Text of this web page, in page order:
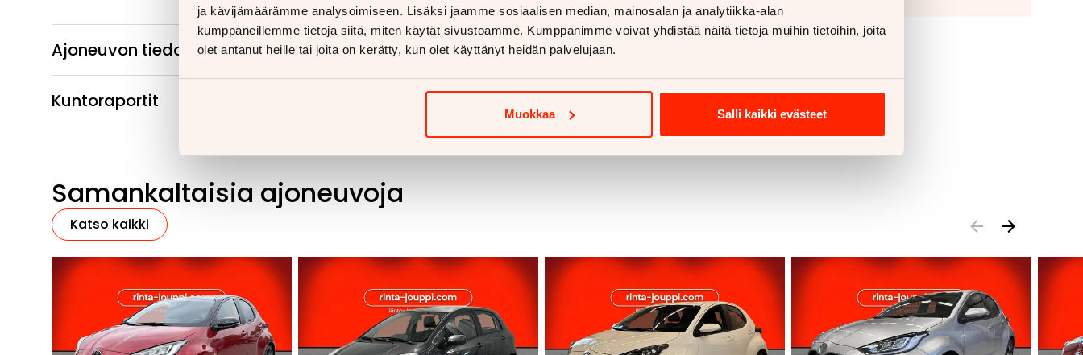
ja kävijämäärämme analysoimiseen. Lisäksi jaamme sosiaalisen median, mainosalan ja analytiikka-alan
kumppaneillemme tietoja siitä, miten käytät sivustoamme. Kumppanimme voivat yhdistää näitä tietoja muihin tietoihin, joita
olet antanut heille tai joita on kerätty, kun olet käyttänyt heidän palvelujaan.
Muokkaa Salli kaikki evästeet
Ajoneuvon tiedot
Kuntoraportit
Samankaltaisia ajoneuvoja
Katso kaikki